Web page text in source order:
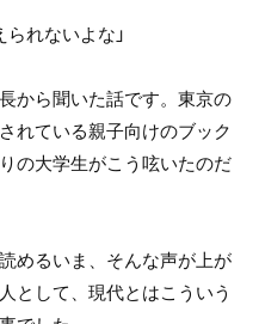
れないよな」
から聞いた話です。東京の
れている親子向けのブック
の大学生がこう呟いたのだ
めるいま、そんな声が上が
として、現代とはこういう